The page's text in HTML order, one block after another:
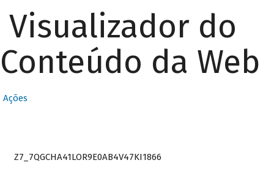
Visualizador do
Conteúdo da Web
Ações
Z7_7QGCHA41LOR9E0AB4V47KI1866